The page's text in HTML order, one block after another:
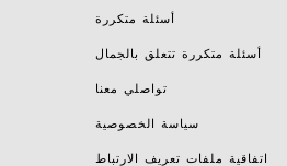
أسئلة متكررة
أسئلة متكررة تتعلق بالجمال
تواصلي معنا
سياسة الخصوصية
اتفاقية ملفات تعريف الارتباط